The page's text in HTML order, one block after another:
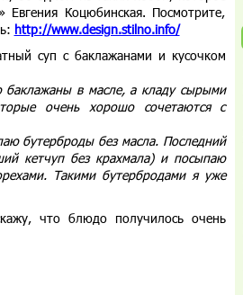
Евгения Коцюбинская. Посмотрите,
http://www.design.stilno.info/
суп с баклажанами и кусочком
в масле, а кладу сырыми
очень хорошо сочетаются с
бутерброды без масла. Последний
кетчуп без крахмала) и посыпаю
Такими бутербродами я уже
что блюдо получилось очень